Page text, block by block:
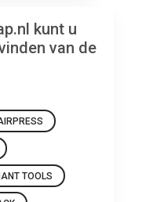
kunt u
van de
TOOLS